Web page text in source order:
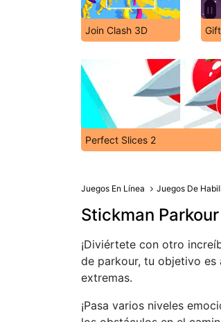
Join Clash 3D
Perfect Slices 2
Juegos En Línea Juegos De
Stickman Parkour
¡Diviértete con otro
de parkour, tu objetivo
extremas.
¡Pasa varios niveles